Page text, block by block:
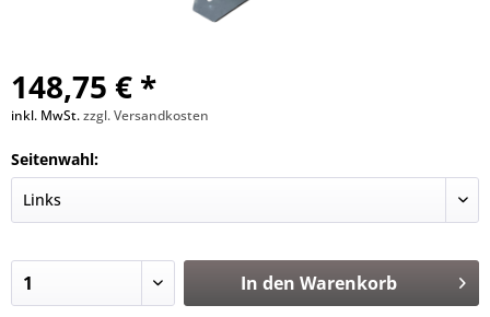
148,75 € *
inkl. MwSt.zzgl. Versandkosten
Seitenwahl:
In den Warenkorb